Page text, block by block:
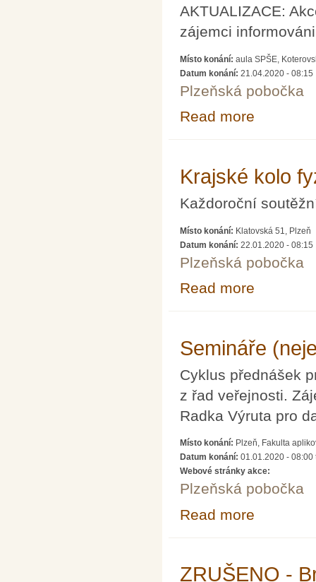
AKTUALIZACE:
zájemci
Místo konání: aula SPŠE,
Datum konání: 21.04.2020 - 08:15
Plzeňská pobočka
Read more
Krajské kolo
Každoroční
Místo konání: Klatovská 51, Plzeň
Datum konání: 22.01.2020 - 08:15
Plzeňská pobočka
Read more
Semináře
Cyklus přednášek
z řad veřejnosti.
Radka Výruta pro
Místo konání: Plzeň, Fakulta
Datum konání: 01.01.2020 - 08:00
Webové stránky akce:
Plzeňská pobočka
Read more
ZRUŠENO -